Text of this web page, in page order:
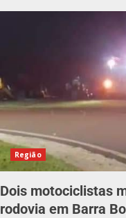
Região
Dois motociclistas
rodovia em Barra